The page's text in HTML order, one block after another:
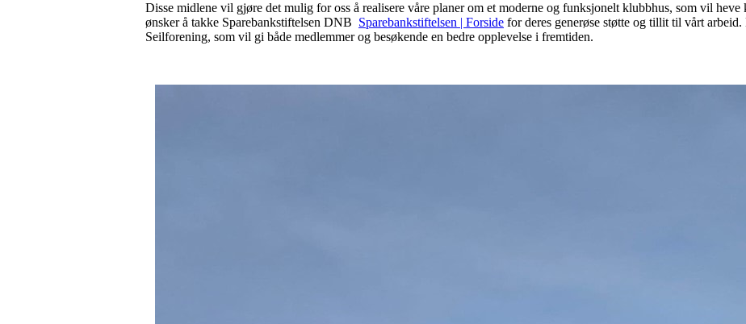
Disse midlene vil gjøre det mulig for oss å realisere våre planer om et moderne og funksjonelt klubbhus, som vil
ønsker å takke Sparebankstiftelsen DNB Sparebankstiftelsen | Forside for deres generøse støtte og tillit til vårt
Seilforening, som vil gi både medlemmer og besøkende en bedre opplevelse i fremtiden.